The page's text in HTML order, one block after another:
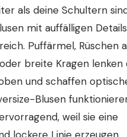
als deine Schultern
mit auffälligen
Puffärmel, Rüschen
breite Kragen lenken
und schaffen
Blusen
weil sie eine